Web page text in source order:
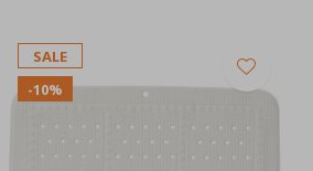
SALE
-10%